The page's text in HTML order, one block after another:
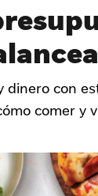
dinero con
comer y